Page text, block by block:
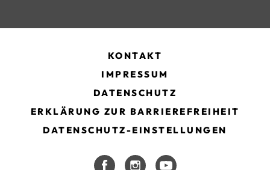
KONTAKT
IMPRESSUM
DATENSCHUTZ
ERKLÄRUNG ZUR BARRIEREFREIHEIT
DATENSCHUTZ-EINSTELLUNGEN